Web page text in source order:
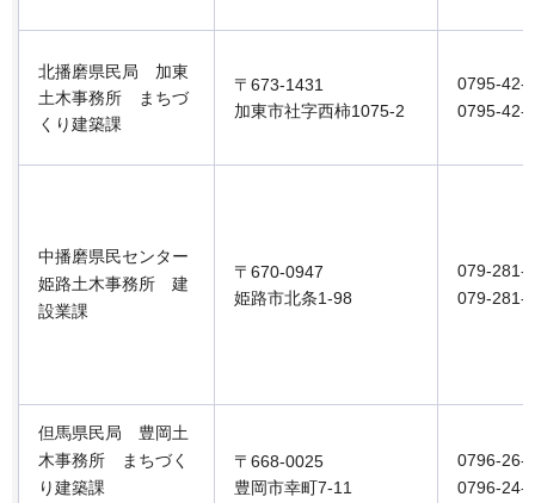
北播磨県民局 加東
土木事務所 まちづ
くり建築課
〒673-1431
加東市社字西柿1075-2
0795-42-
0795-42-
中播磨県民センター
姫路土木事務所 建
設業課
〒670-0947
姫路市北条1-98
079-281-
079-281-
但馬県民局 豊岡土
木事務所 まちづく
り建築課
〒668-0025
豊岡市幸町7-11
0796-26-
0796-24-